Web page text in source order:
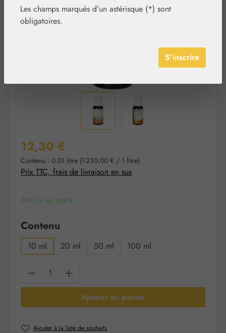
Prix régulier :
12,30 €
Contenu : 0.01 litre (1 230,00 € / 1 litre)
Prix TTC, frais de livraison en sus
Article en stock.
Sélectionnez
Contenu
10 ml 20 ml 50 ml 100 ml
Quantité de produit : Entrez la quantité
Ajouter au panier
Ajouter à la liste de souhaits
Les champs marqués d'un astérisque (*) sont
obligatoires.
S’inscrire